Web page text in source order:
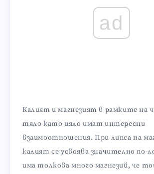
ad
Калият и магнезият в рамките на
тяло като цяло имат интересни
взаимоотношения. При липса на
калият се усвоява значително по-
има толкова много магнезий, че